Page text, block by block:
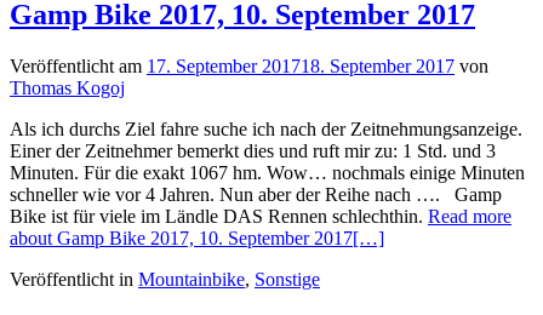
Gamp Bike 2017, 10. September 2017
Veröffentlicht am 17. September 201718. September 2017 von
Thomas Kogoj
Als ich durchs Ziel fahre suche ich nach der Zeitnehmungsanzeige.
Einer der Zeitnehmer bemerkt dies und ruft mir zu: 1 Std. und 3
Minuten. Für die exakt 1067 hm. Wow… nochmals einige Minuten
schneller wie vor 4 Jahren. Nun aber der Reihe nach …. Gamp
Bike ist für viele im Ländle DAS Rennen schlechthin. Read more
about Gamp Bike 2017, 10. September 2017[…]
Veröffentlicht in Mountainbike, Sonstige